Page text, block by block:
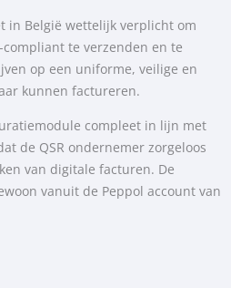
in België wettelijk verplicht om
te verzenden en te
op een uniforme, veilige en
kunnen factureren.
compleet in lijn met
de QSR ondernemer zorgeloos
van digitale facturen. De
vanuit de Peppol account van